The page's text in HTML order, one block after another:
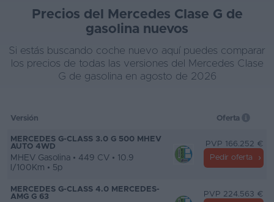
Ventas
de
Precios del Mercedes Clase G de
gasolina nuevos
Si estás buscando coche nuevo aquí puedes comparar
los precios de todas las versiones del Mercedes Clase
G de gasolina en agosto de 2026
Versión Oferta
MERCEDES G-CLASS 3.0 G 500 MHEV
AUTO 4WD
MHEV Gasolina • 449 CV • 10.9
l/100Km • 5p
PVP 166.252 €
Pedir oferta
MERCEDES G-CLASS 4.0 MERCEDES-
AMG G 63
PVP 224.563 €